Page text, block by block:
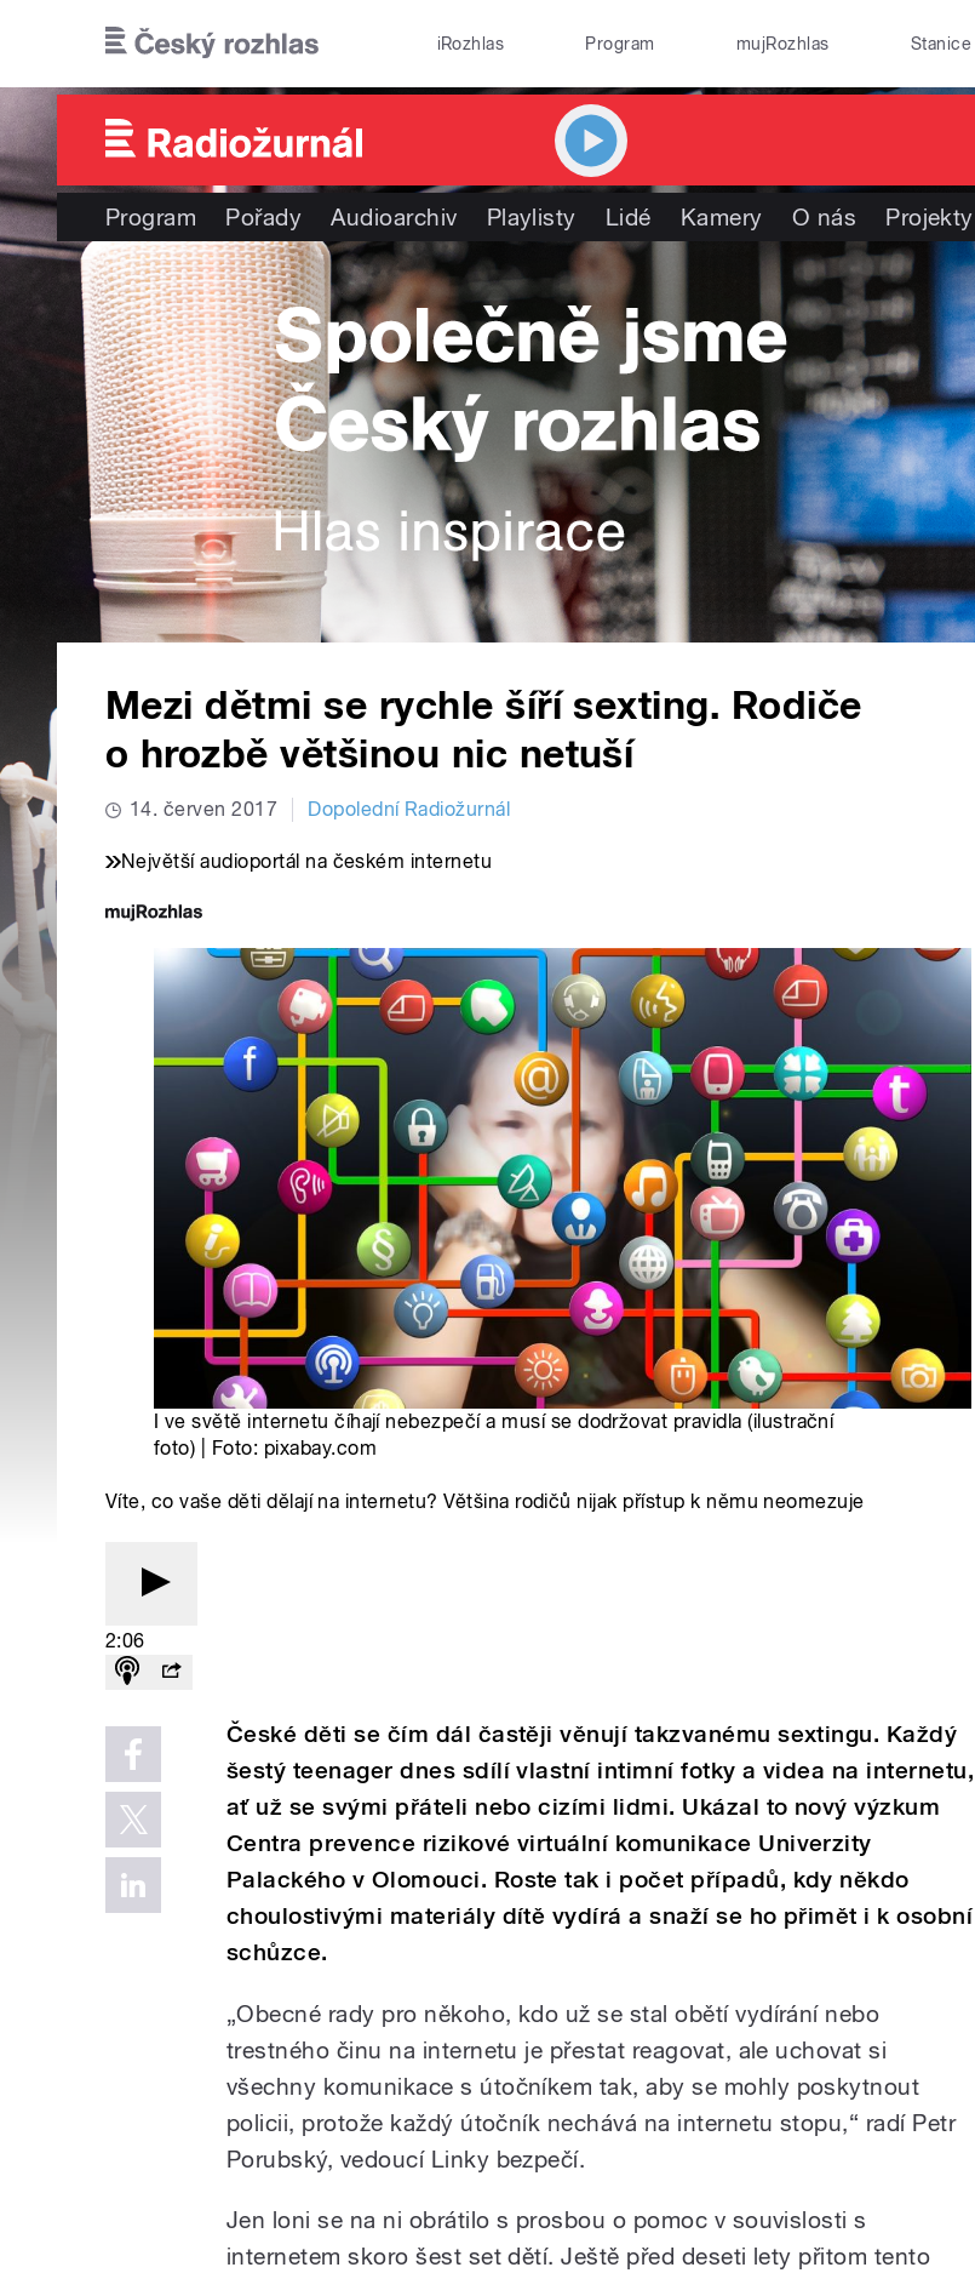
iRozhlas Program mujRozhlas Stanice
Program Pořady Audioarchiv Playlisty Lidé Kamery O nás Projekty
Mezi dětmi se rychle šíří sexting. Rodiče
o hrozbě většinou nic netuší
14. červen 2017 Dopolední Radiožurnál
Největší audioportál na českém internetu
I ve světě internetu číhají nebezpečí a musí se dodržovat pravidla (ilustrační
foto) | Foto: pixabay.com
Víte, co vaše děti dělají na internetu? Většina rodičů nijak přístup k němu neomezuje
2:06
České děti se čím dál častěji věnují takzvanému sextingu. Každý
šestý teenager dnes sdílí vlastní intimní fotky a videa na internetu,
ať už se svými přáteli nebo cizími lidmi. Ukázal to nový výzkum
Centra prevence rizikové virtuální komunikace Univerzity
Palackého v Olomouci. Roste tak i počet případů, kdy někdo
choulostivými materiály dítě vydírá a snaží se ho přimět i k osobní
schůzce.
„Obecné rady pro někoho, kdo už se stal obětí vydírání nebo
trestného činu na internetu je přestat reagovat, ale uchovat si
všechny komunikace s útočníkem tak, aby se mohly poskytnout
policii, protože každý útočník nechává na internetu stopu,“ radí Petr
Porubský, vedoucí Linky bezpečí.
Jen loni se na ni obrátilo s prosbou o pomoc v souvislosti s
internetem skoro šest set dětí. Ještě před deseti lety přitom tento